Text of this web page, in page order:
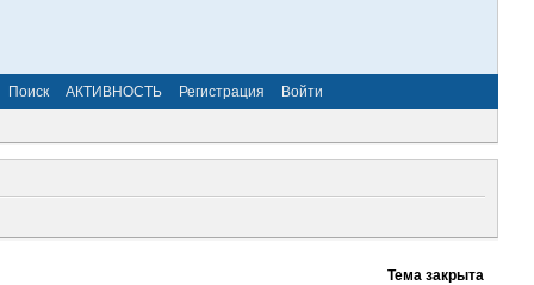
Поиск АКТИВНОСТЬ Регистрация Войти
Тема закрыта